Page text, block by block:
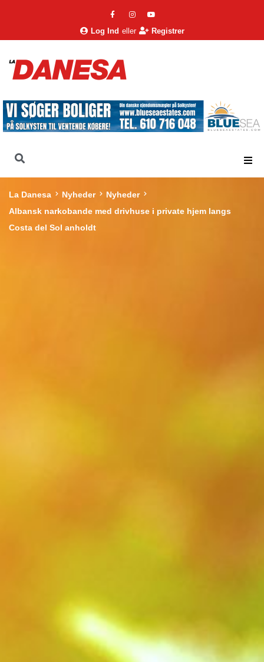
Log Ind eller Registrer
La Danesa Nyheder
Nyheder
Albansk narkobande med drivhuse i private hjem langs
Costa del Sol anholdt